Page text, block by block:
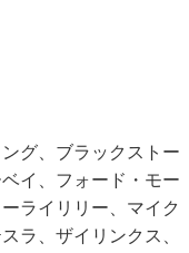
グ、ブラックストー
イ、フォード・モー
ライリリー、マイク
ラ、ザイリンクス、